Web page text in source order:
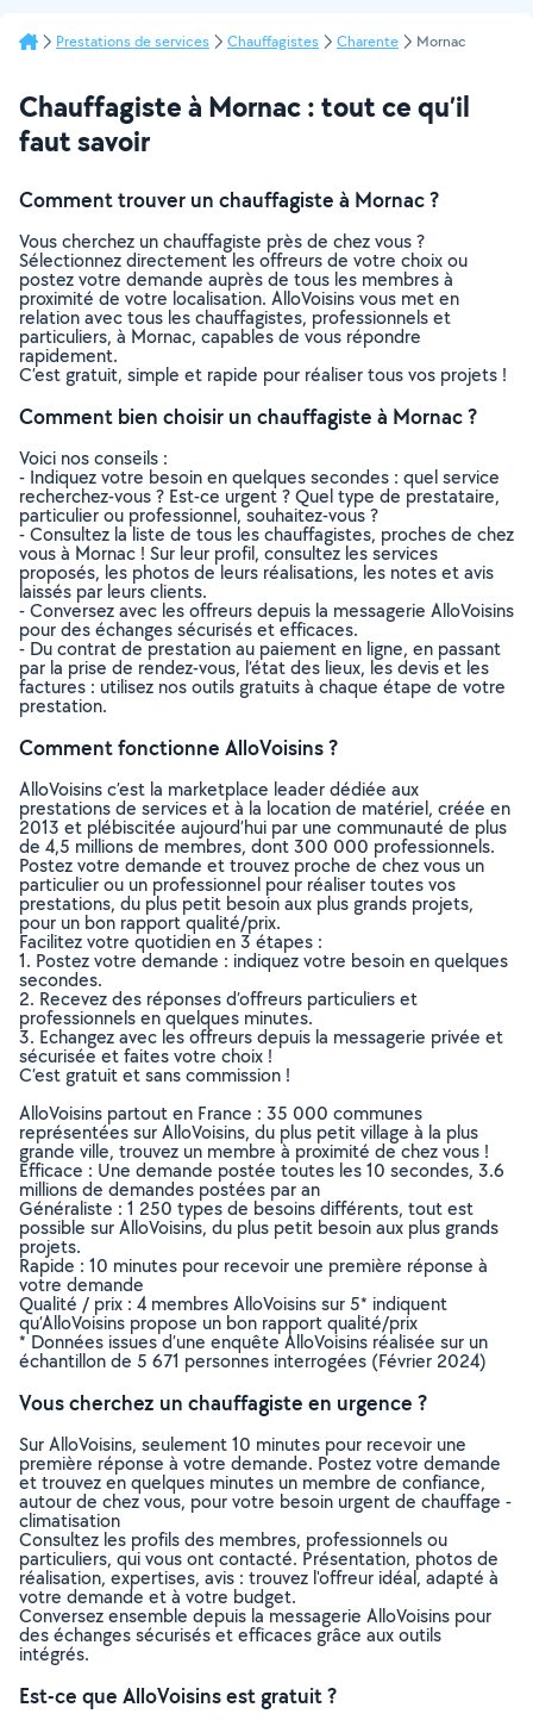
Prestations de services Chauffagistes Charente Mornac
Chauffagiste à Mornac : tout ce qu’il
faut savoir
Comment trouver un chauffagiste à Mornac ?
Vous cherchez un chauffagiste près de chez vous ?
Sélectionnez directement les offreurs de votre choix ou
postez votre demande auprès de tous les membres à
proximité de votre localisation. AlloVoisins vous met en
relation avec tous les chauffagistes, professionnels et
particuliers, à Mornac, capables de vous répondre
rapidement.
C’est gratuit, simple et rapide pour réaliser tous vos projets !
Comment bien choisir un chauffagiste à Mornac ?
Voici nos conseils :
- Indiquez votre besoin en quelques secondes : quel service
recherchez-vous ? Est-ce urgent ? Quel type de prestataire,
particulier ou professionnel, souhaitez-vous ?
- Consultez la liste de tous les chauffagistes, proches de chez
vous à Mornac ! Sur leur profil, consultez les services
proposés, les photos de leurs réalisations, les notes et avis
laissés par leurs clients.
- Conversez avec les offreurs depuis la messagerie AlloVoisins
pour des échanges sécurisés et efficaces.
- Du contrat de prestation au paiement en ligne, en passant
par la prise de rendez-vous, l’état des lieux, les devis et les
factures : utilisez nos outils gratuits à chaque étape de votre
prestation.
Comment fonctionne AlloVoisins ?
AlloVoisins c’est la marketplace leader dédiée aux
prestations de services et à la location de matériel, créée en
2013 et plébiscitée aujourd’hui par une communauté de plus
de 4,5 millions de membres, dont 300 000 professionnels.
Postez votre demande et trouvez proche de chez vous un
particulier ou un professionnel pour réaliser toutes vos
prestations, du plus petit besoin aux plus grands projets,
pour un bon rapport qualité/prix.
Facilitez votre quotidien en 3 étapes :
1. Postez votre demande : indiquez votre besoin en quelques
secondes.
2. Recevez des réponses d’offreurs particuliers et
professionnels en quelques minutes.
3. Echangez avec les offreurs depuis la messagerie privée et
sécurisée et faites votre choix !
C’est gratuit et sans commission !
AlloVoisins partout en France : 35 000 communes
représentées sur AlloVoisins, du plus petit village à la plus
grande ville, trouvez un membre à proximité de chez vous !
Efficace : Une demande postée toutes les 10 secondes, 3.6
millions de demandes postées par an
Généraliste : 1 250 types de besoins différents, tout est
possible sur AlloVoisins, du plus petit besoin aux plus grands
projets.
Rapide : 10 minutes pour recevoir une première réponse à
votre demande
Qualité / prix : 4 membres AlloVoisins sur 5* indiquent
qu’AlloVoisins propose un bon rapport qualité/prix
* Données issues d’une enquête AlloVoisins réalisée sur un
échantillon de 5 671 personnes interrogées (Février 2024)
Vous cherchez un chauffagiste en urgence ?
Sur AlloVoisins, seulement 10 minutes pour recevoir une
première réponse à votre demande. Postez votre demande
et trouvez en quelques minutes un membre de confiance,
autour de chez vous, pour votre besoin urgent de chauffage -
climatisation
Consultez les profils des membres, professionnels ou
particuliers, qui vous ont contacté. Présentation, photos de
réalisation, expertises, avis : trouvez l'offreur idéal, adapté à
votre demande et à votre budget.
Conversez ensemble depuis la messagerie AlloVoisins pour
des échanges sécurisés et efficaces grâce aux outils
intégrés.
Est-ce que AlloVoisins est gratuit ?